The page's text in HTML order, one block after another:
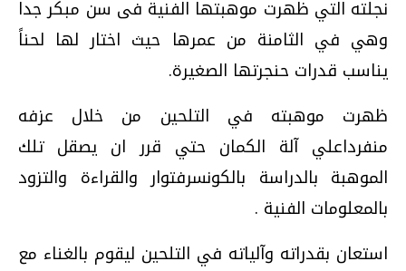
نجلته التي ظهرت موهبتها الفنية فى سن مبكر جدا
وهي في الثامنة من عمرها حيث اختار لها لحناً
يناسب قدرات حنجرتها الصغيرة.
ظهرت موهبته في التلحين من خلال عزفه
منفرداعلي آلة الكمان حتي قرر ان يصقل تلك
الموهبة بالدراسة بالكونسرفتوار والقراءة والتزود
بالمعلومات الفنية .
استعان بقدراته وآلياته في التلحين ليقوم بالغناء مع